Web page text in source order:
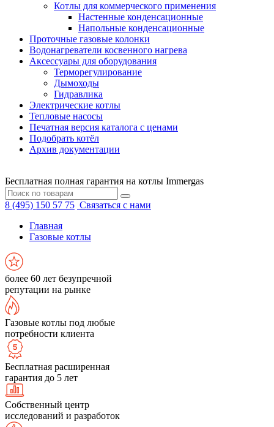
Котлы для коммерческого применения
Настенные конденсационные
Напольные конденсационные
Проточные газовые колонки
Водонагреватели косвенного нагрева
Аксессуары для оборудования
Терморегулирование
Дымоходы
Гидравлика
Электрические котлы
Тепловые насосы
Печатная версия каталога с ценами
Подобрать котёл
Архив документации
Бесплатная полная гарантия на котлы Immergas
8 (495) 150 57 75 Связаться с нами
Главная
Газовые котлы
более 60 лет безупречной
репутации на рынке
Газовые котлы под любые
потребности клиента
Бесплатная расширенная
гарантия до 5 лет
Собственный центр
исследований и разработок